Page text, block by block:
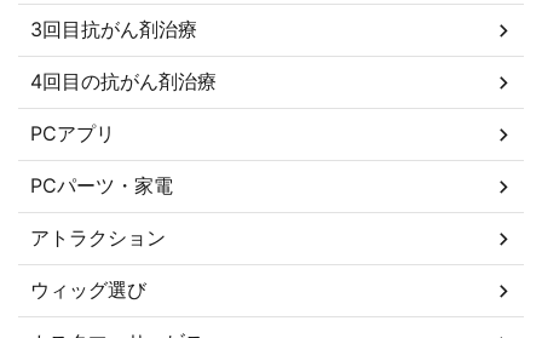
3回目抗がん剤治療
4回目の抗がん剤治療
PCアプリ
PCパーツ・家電
アトラクション
ウィッグ選び